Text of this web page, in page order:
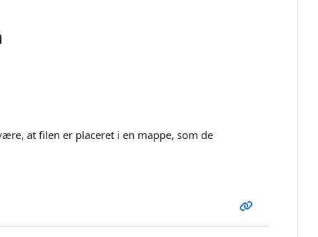
at filen er placeret i en mappe, som de